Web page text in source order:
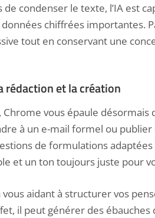
de condenser le texte, l’IA est
chiffrées importantes.
tout en conservant une
rédaction et la création
vous épaule désormais
à un e-mail formel ou
de formulations
et un ton toujours juste pour
vous aidant à structurer vos
il peut générer des